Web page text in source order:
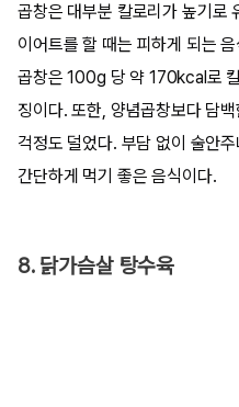
곱창은 대부분 칼로리가 높기로
이어트를 할 때는 피하게 되는
곱창은 100g 당 약 170kcal로
징이다. 또한, 양념곱창보다 담
걱정도 덜었다. 부담 없이 술안
간단하게 먹기 좋은 음식이다.
8. 닭가슴살 탕수육